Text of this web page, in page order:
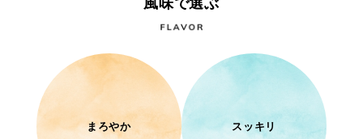
まろやか スッキリ